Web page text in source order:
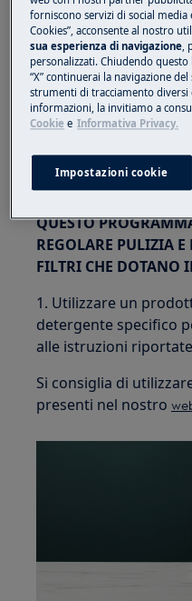
QUESTO
REGOLARE PULIZIA
FILTRI CHE DOTANO
1. Utilizzare un
detergente specifico
alle istruzioni
Si consiglia di
presenti nel nostro
forniscono servizi di social media
Cookies”, acconsente al nostro
sua esperienza di navigazione,
personalizzati. Chiudendo
“X” continuerai la navigazione
strumenti di tracciamento
informazioni, la invitiamo a
Cookie e Informativa Privacy.
Impostazioni cookie